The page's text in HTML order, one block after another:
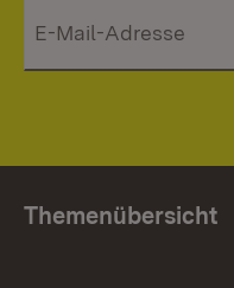
Themenübersicht